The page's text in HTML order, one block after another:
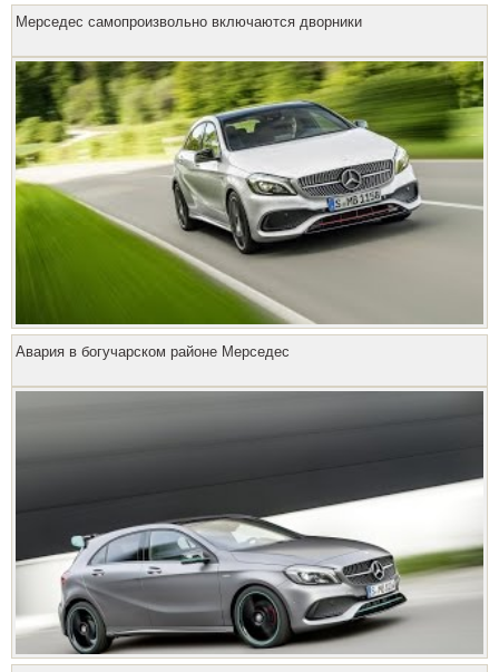
Мерседес самопроизвольно включаются дворники
Авария в богучарском районе Мерседес